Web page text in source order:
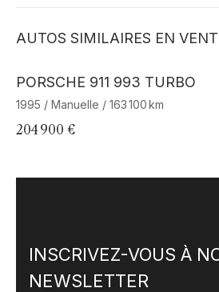
AUTOS SIMILAIRES EN
Barnes Exclusive
PORSCHE 911 993 TURBO
1995 / Manuelle / 163 100 km
204 900 €
INSCRIVEZ-VOUS À
NEWSLETTER